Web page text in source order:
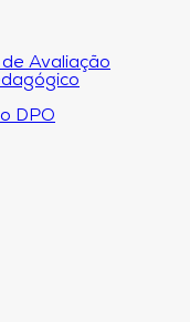
Avaliação
DPO